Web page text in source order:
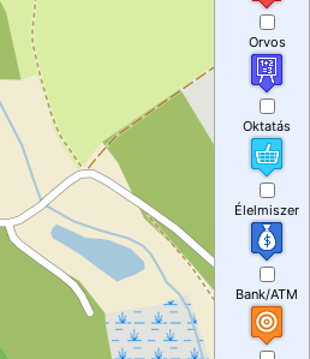
Orvos
Oktatás
Élelmiszer
Bank/ATM